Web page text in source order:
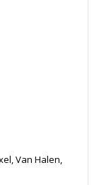
Van Halen,